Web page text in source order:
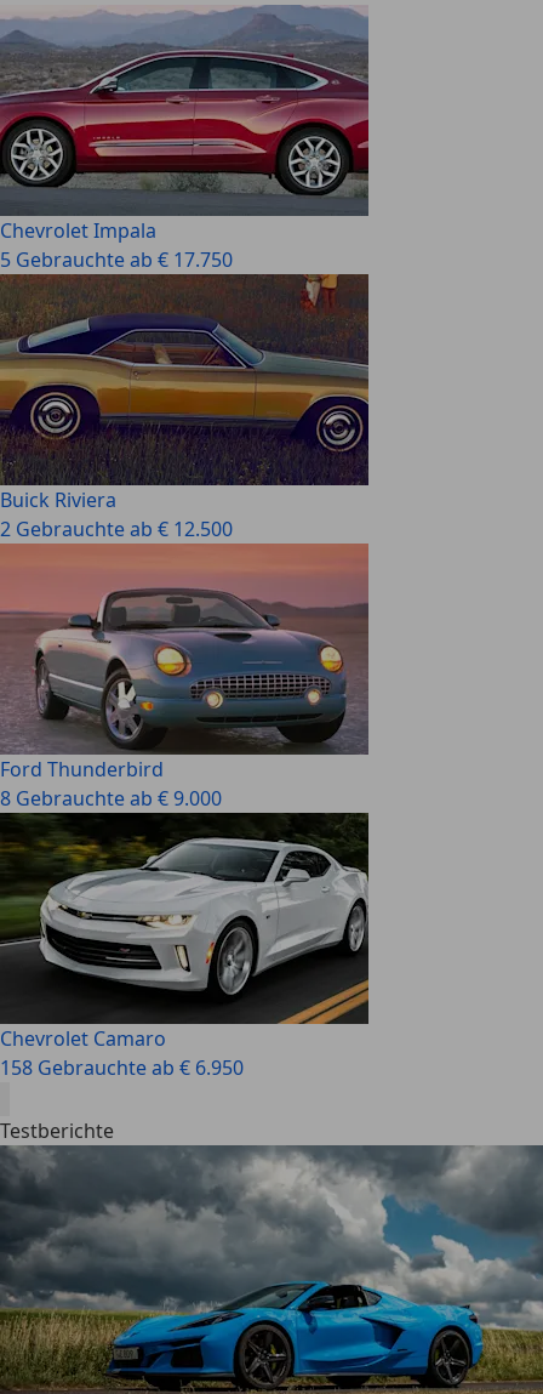
Chevrolet Impala
5 Gebrauchte ab € 17.750
Buick Riviera
2 Gebrauchte ab € 12.500
Ford Thunderbird
8 Gebrauchte ab € 9.000
Chevrolet Camaro
158 Gebrauchte ab € 6.950
Testberichte